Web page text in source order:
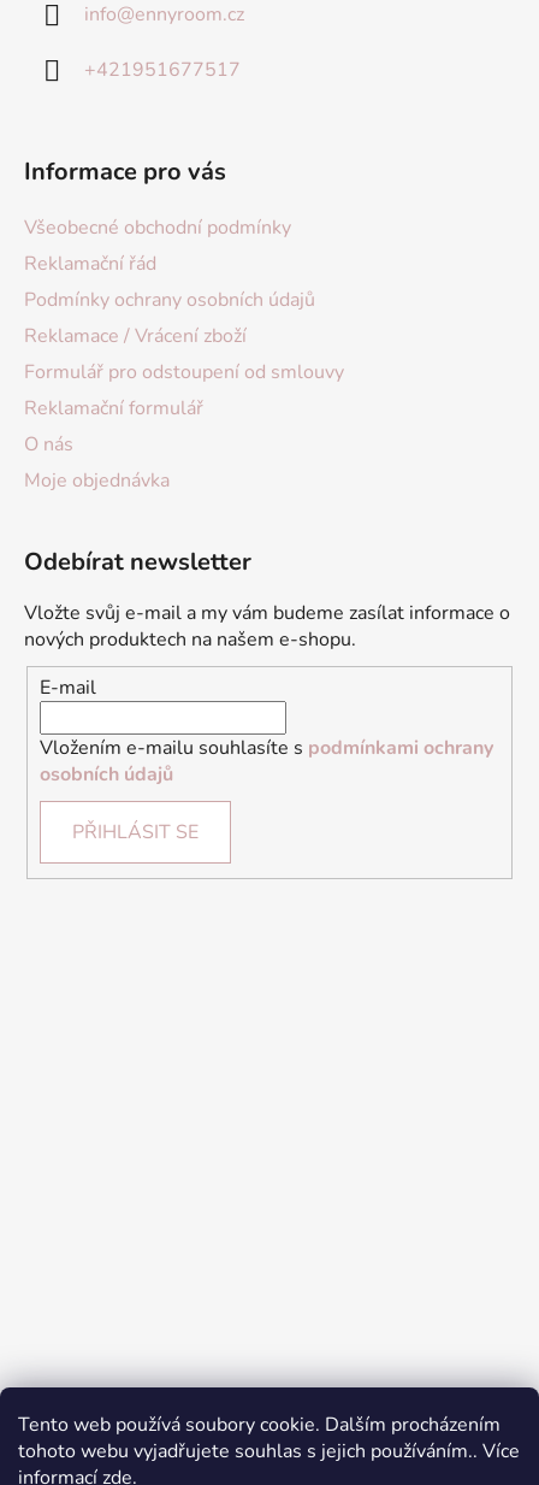
Tento web používá soubory cookie. Dalším procházením
tohoto webu vyjadřujete souhlas s jejich používáním.. Více
informacízde.
info@ennyroom.cz
+421951677517
Informace pro vás
Všeobecné obchodní podmínky
Reklamační řád
Podmínky ochrany osobních údajů
Reklamace / Vrácení zboží
Formulář pro odstoupení od smlouvy
Reklamační formulář
O nás
Moje objednávka
Odebírat newsletter
Vložte svůj e-mail a my vám budeme zasílat informace o
nových produktech na našem e-shopu.
E-mail
Vložením e-mailu souhlasíte s podmínkami ochrany
osobních údajů
PŘIHLÁSIT SE
Přijímáme online platby